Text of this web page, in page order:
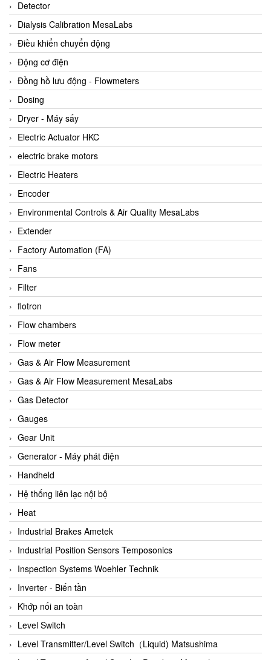
Altech
Amarillo Gear
Ametek
AMPTRON Vietnam
AND Vietnam
ANDERSON-NEGELE
ANDILOG Technologies Vietnam
Anritsu
ANTEC S.A
Antico pumps
Anybus/ HMS
AOBEN
Apex Dynamics Vietnam
Apex Dynamics Vietnam
Apiste
APLISENS VietNam
Apollo Fire
Appleton
AQ Matic
Aqualabo Vietnam
Aquametro
ARCA Regler
Arcos Hydraulik
Ardetem-Sfere-Vietnam
Argal
AS ENERGI
ASCO CO2
Asker
AT2E
ATC Pneumatic
ATEX System
ATI - IA
ATI (Analytical Technology Inc)
Atos
Atrax
Detector
Dialysis Calibration MesaLabs
Điều khiển chuyển động
Động cơ điện
Đồng hồ lưu động - Flowmeters
Dosing
Dryer - Máy sấy
Electric Actuator HKC
electric brake motors
Electric Heaters
Encoder
Environmental Controls & Air Quality MesaLabs
Extender
Factory Automation (FA)
Fans
Filter
flotron
Flow chambers
Flow meter
Gas & Air Flow Measurement
Gas & Air Flow Measurement MesaLabs
Gas Detector
Gauges
Gear Unit
Generator - Máy phát điện
Handheld
Hệ thống liên lạc nội bộ
Heat
Industrial Brakes Ametek
Industrial Position Sensors Temposonics
Inspection Systems Woehler Technik
Inverter - Biến tần
Khớp nối an toàn
Level Switch
Level Transmitter/Level Switch（Liquid) Matsushima